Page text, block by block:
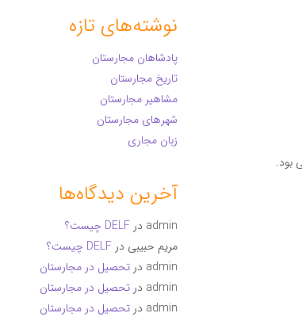
نوشته‌های تازه
پادشاهان مجارستان
تاریخ مجارستان
مشاهیر مجارستان
شهرهای مجارستان
زبان مجاری
آخرین دیدگاه‌ها
admin در DELF چیست؟
مریم حبیبی در DELF چیست؟
admin در تحصیل در مجارستان
admin در تحصیل در مجارستان
admin در تحصیل در مجارستان